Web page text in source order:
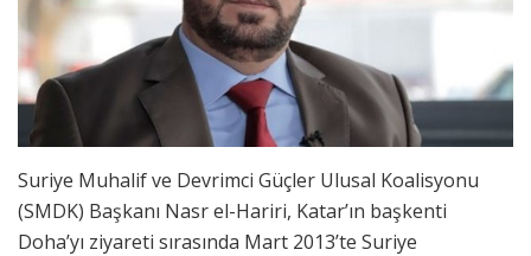
Suriye Muhalif ve Devrimci Güçler Ulusal Koalisyonu
(SMDK) Başkanı Nasr el-Hariri, Katar’ın başkenti
Doha’yı ziyareti sırasında Mart 2013’te Suriye